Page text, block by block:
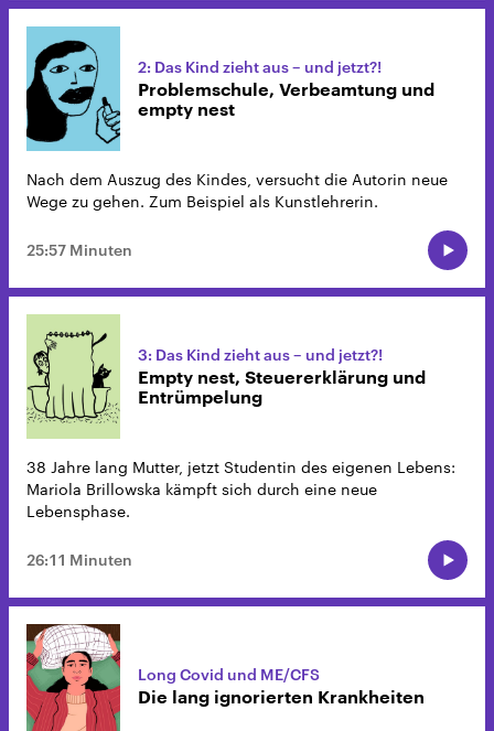
2: Das Kind zieht aus – und jetzt?!
Problemschule, Verbeamtung und
empty nest
Nach dem Auszug des Kindes, versucht die Autorin neue
Wege zu gehen. Zum Beispiel als Kunstlehrerin.
25:57 Minuten
3: Das Kind zieht aus – und jetzt?!
Empty nest, Steuererklärung und
Entrümpelung
38 Jahre lang Mutter, jetzt Studentin des eigenen Lebens:
Mariola Brillowska kämpft sich durch eine neue
Lebensphase.
26:11 Minuten
Long Covid und ME/CFS
Die lang ignorierten Krankheiten